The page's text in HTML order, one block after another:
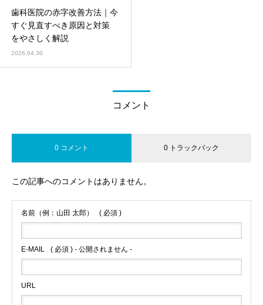
歯科医院の赤字改善方法｜今
すぐ見直すべき原因と対策
をやさしく解説
2026.04.30
コメント
0 コメント 0 トラックバック
この記事へのコメントはありません。
名前（例：山田 太郎） ( 必須 )
E-MAIL ( 必須 ) - 公開されません -
URL